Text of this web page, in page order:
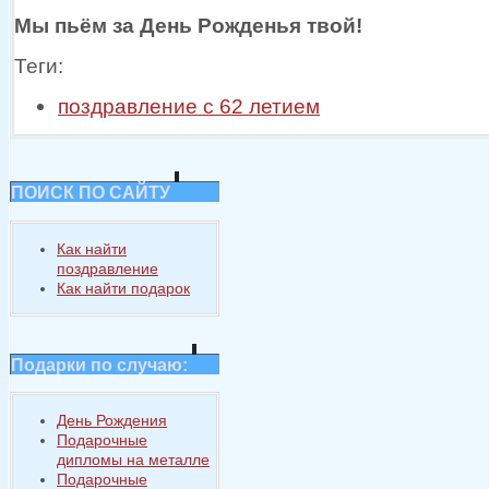
Мы пьём за День Рожденья твой!
Теги:
поздравление с 62 летием
ПОИСК ПО САЙТУ
Как найти
поздравление
Как найти подарок
Подарки по случаю:
День Рождения
Подарочные
дипломы на металле
Подарочные